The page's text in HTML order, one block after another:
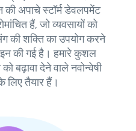
की अपाचे स्टॉर्म डेवलपमेंट
हैं, जो व्यवसायों को
की शक्ति का उपयोग करने
की गई है। हमारे कुशल
बढ़ावा देने वाले नवोन्वेषी
लिए तैयार हैं।